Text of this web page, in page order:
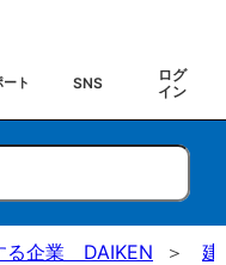
ト SNS
ログ
イン
る企業 DAIKEN 建